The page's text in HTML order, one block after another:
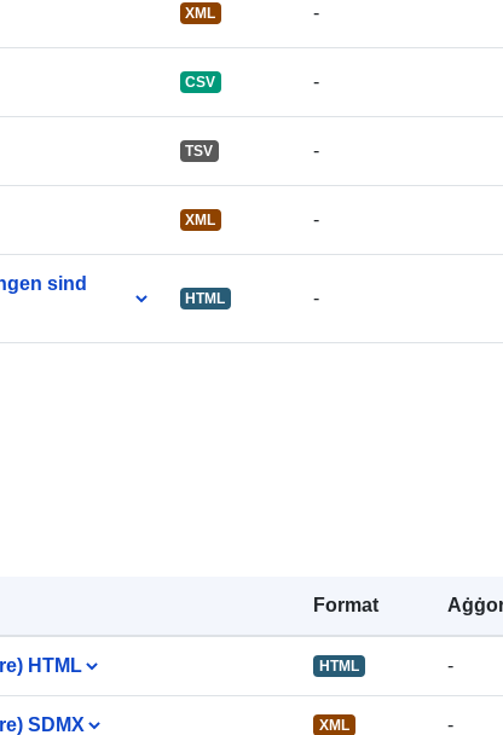
XML -
CSV -
TSV -
XML -
sind
HTML -
Format
HTML HTML -
SDMX XML -
Katalgu: